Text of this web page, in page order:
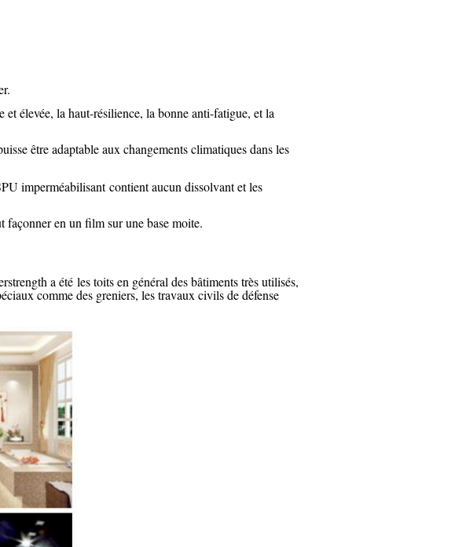
élevée, la haut-résilience, la bonne anti-fatigue, et la
être adaptable aux changements climatiques dans les
imperméabilisant contient aucun dissolvant et les
en un film sur une base moite.
a été lestoits en général des bâtimentstrès utilisés,
comme des greniers, les travaux civils de défense